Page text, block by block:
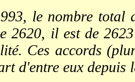
le nombre total
2620, il est de
Ces accords
d'entre eux depuis